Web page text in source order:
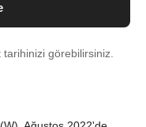
tarihinizi görebilirsiniz.